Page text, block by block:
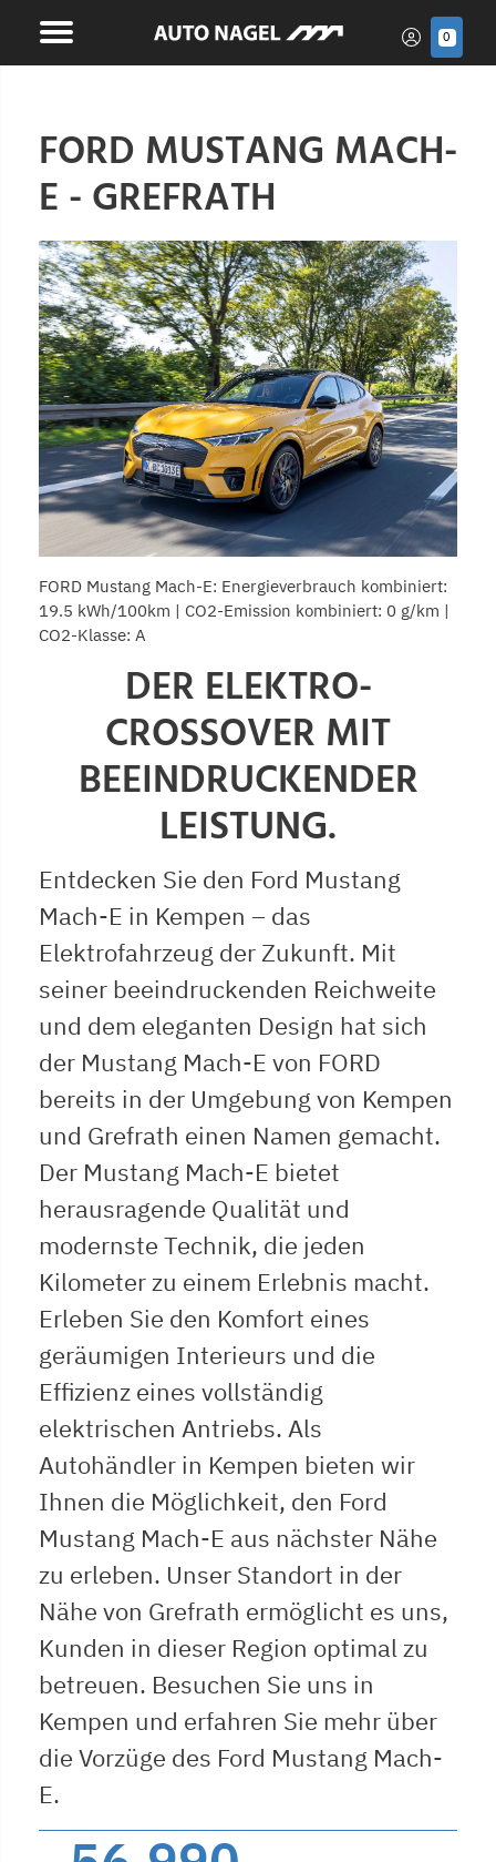
0
FORD MUSTANG MACH-
E - GREFRATH
FORD Mustang Mach-E: Energieverbrauch kombiniert:
19.5 kWh/100km | CO2-Emission kombiniert: 0 g/km |
CO2-Klasse: A
DER ELEKTRO-
CROSSOVER MIT
BEEINDRUCKENDER
LEISTUNG.
Entdecken Sie den Ford Mustang
Mach-E in Kempen – das
Elektrofahrzeug der Zukunft. Mit
seiner beeindruckenden Reichweite
und dem eleganten Design hat sich
der Mustang Mach-E von FORD
bereits in der Umgebung von Kempen
und Grefrath einen Namen gemacht.
Der Mustang Mach-E bietet
herausragende Qualität und
modernste Technik, die jeden
Kilometer zu einem Erlebnis macht.
Erleben Sie den Komfort eines
geräumigen Interieurs und die
Effizienz eines vollständig
elektrischen Antriebs. Als
Autohändler in Kempen bieten wir
Ihnen die Möglichkeit, den Ford
Mustang Mach-E aus nächster Nähe
zu erleben. Unser Standort in der
Nähe von Grefrath ermöglicht es uns,
Kunden in dieser Region optimal zu
betreuen. Besuchen Sie uns in
Kempen und erfahren Sie mehr über
die Vorzüge des Ford Mustang Mach-
E.